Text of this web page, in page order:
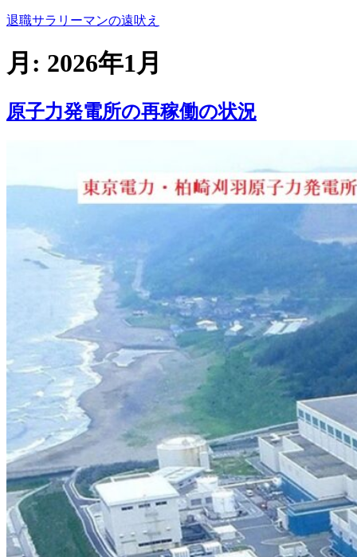
コ
テ
ン
へ
ス
退職サラリーマンの遠吠え
月: 2026年1月
原子力発電所の再稼働の状況